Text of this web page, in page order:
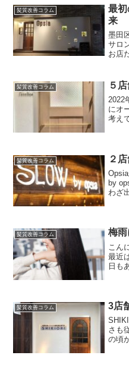
髪質改善コラム
最
来
墨田
サロ
お店
幸せ
開け
髪質改善コラム ５
2022
にオ
考え
髪質改善コラム ２
by
わざ
た。
髪質改善コラム 梅雨
こん
最近
日も
せ、
髪質改善コラム 3店
さも
の頃